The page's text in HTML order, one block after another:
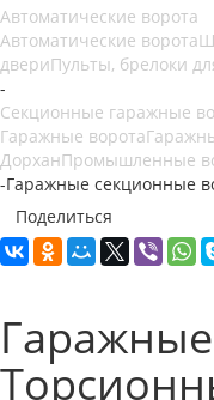
Автоматические ворота
Автоматические ворота
двериПульты, брелоки
-
Секционные гаражные
Гаражные ворота
ДорханПромышленные
-Гаражные секционные
Поделиться